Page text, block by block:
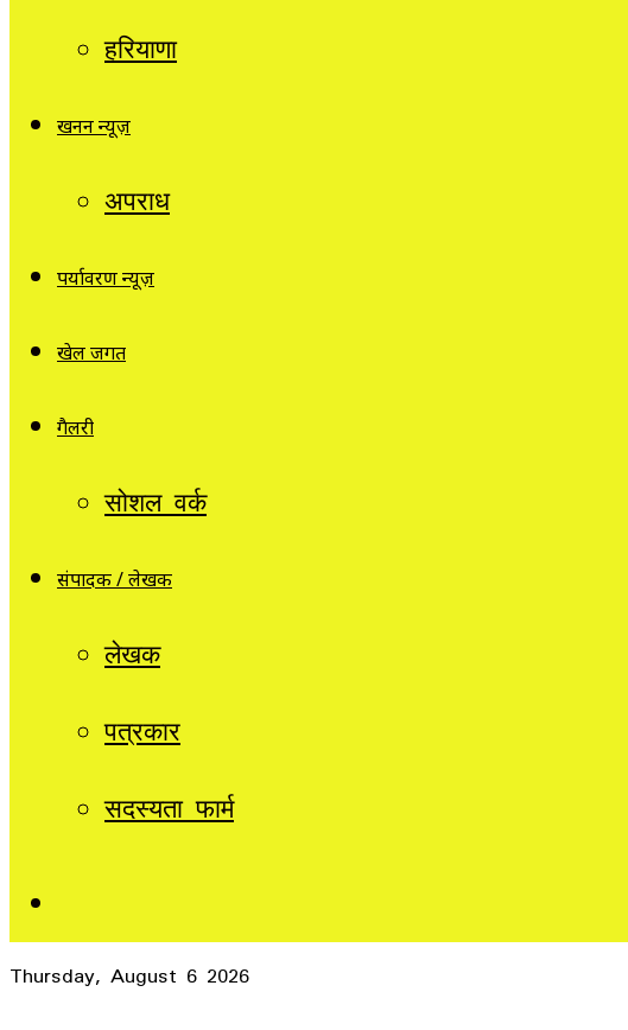
हरियाणा
खनन न्यूज़
अपराध
पर्यावरण न्यूज़
खेल जगत
गैलरी
सोशल वर्क
संपादक / लेखक
लेखक
पत्रकार
सदस्यता फार्म
Thursday, August 6 2026